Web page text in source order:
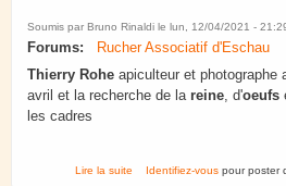
Soumis par Bruno Rinaldi le lun, 12/04/2021 -
Forums:
Rucher Associatif d'Eschau
Thierry Rohe apiculteur et photographe
avril et la recherche de la reine, d'oeufs
les cadres
Lire la suite de Formation 2021. Eschau.
Identifiez-vous pour poster